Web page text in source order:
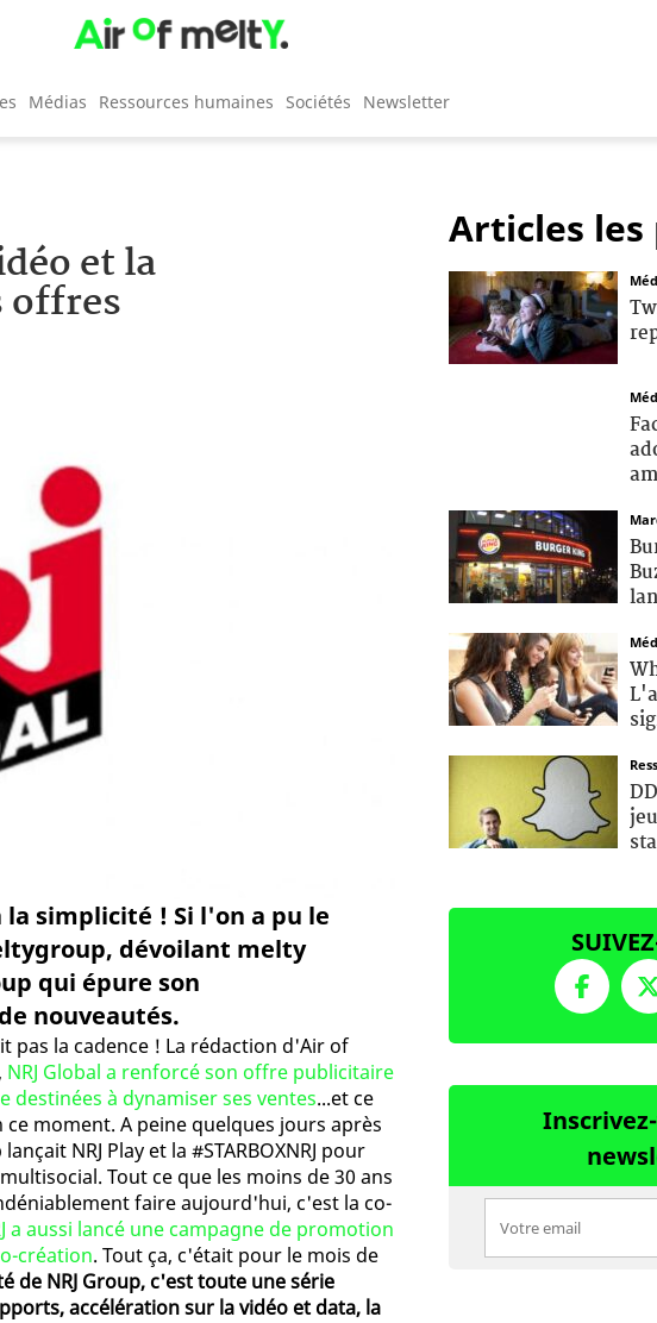
Médias Ressources humaines Sociétés Newsletter
et la
offres
simplicité ! Si l'on a pu le
dévoilant melty
qui épure son
nouveautés.
pas la cadence ! La rédaction d'Air of
NRJ Global a renforcé son offre publicitaire
à dynamiser ses ventes...et ce
moment. A peine quelques jours après
NRJ Play et la #STARBOXNRJ pour
Tout ce que les moins de 30 ans
faire aujourd'hui, c'est la co-
a aussi lancé une campagne de promotion
création. Tout ça, c'était pour le mois de
de NRJ Group, c'est toute une série
accélération sur la vidéo et data, la
Articles les